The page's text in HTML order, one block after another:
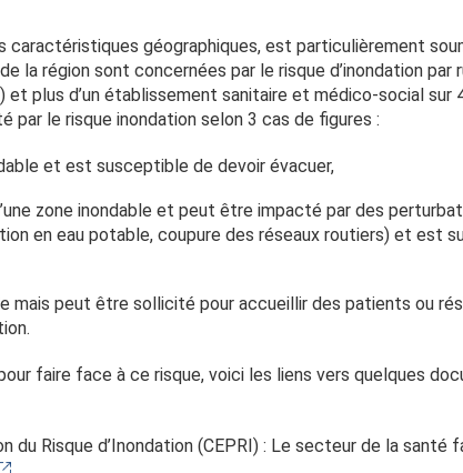
caractéristiques géographiques, est particulièrement
la région sont concernées par le risque d’inondation
et plus d’un établissement sanitaire et médico-social sur
le risque inondation selon 3 cas de figures :
et est susceptible de devoir évacuer,
zone inondable et peut être impacté par des
en eau potable, coupure des réseaux routiers) et est
mais peut être sollicité pour accueillir des patients ou
faire face à ce risque, voici les liens vers quelques
du Risque d’Inondation (CEPRI) : Le secteur de la santé